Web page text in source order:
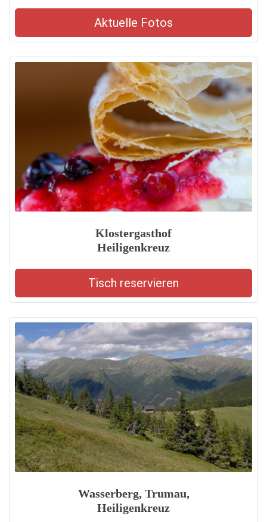
Aktuelle Fotos
Klostergasthof
Heiligenkreuz
Tisch reservieren
Wasserberg, Trumau,
Heiligenkreuz